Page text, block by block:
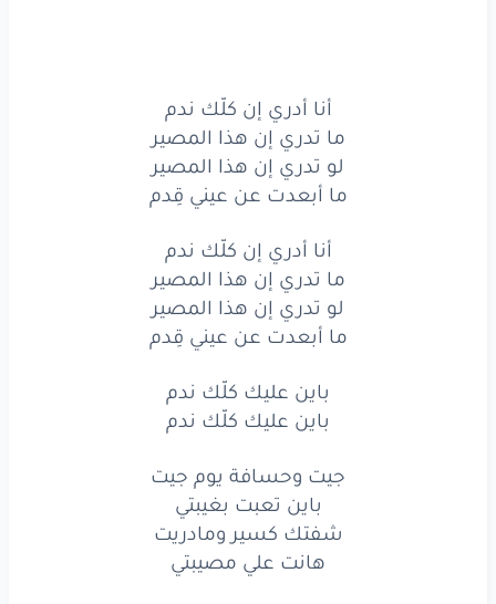
أدري إن كلّك
تدريإن هذاالمصير
تدريإنهذا المصير
ما أبعدت
عنعيني
باينعليككلّكندم
باينعليك كلّكندم
جيتوحسافةيوم
باينتعبتبغيبتي
شفتككسيرومادريت
هانتعلي مصيبتي
فرقاك باعت
أنا أدري إن كلّك ندم
ما تدري إن هذا المصير
لو تدري إن هذا المصير
ما أبعدت عن عيني قِدم
أنا أدري إن كلّك ندم
ما تدري إن هذا المصير
لو تدري إن هذا المصير
ما أبعدت عن عيني قِدم
باين عليك كلّك ندم
باين عليك كلّك ندم
جيت وحسافة يوم جيت
باين تعبت بغيبتي
شفتك كسير ومادريت
هانت علي مصيبتي